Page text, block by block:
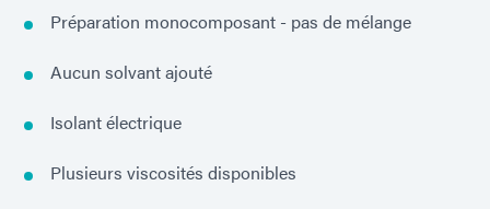
Préparation monocomposant - pas de mélange
Aucun solvant ajouté
Isolant électrique
Plusieurs viscosités disponibles